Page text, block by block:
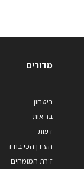
מדורים
ביטחון
בריאות
דעות
העידן הכי בודד
זירת המומחים